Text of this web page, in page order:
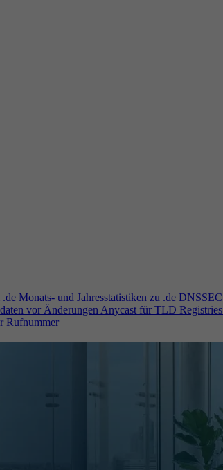
.de Monats- und Jahresstatistiken zu .de DNSSEC
vor ÄnderungenAnycast für TLD Registries
Rufnummer